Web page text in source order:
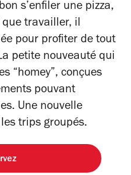
s’enfiler une pizza,
que travailler, il
pour profiter de tout
petite nouveauté qui
“homey”, conçues
pouvant
Une nouvelle
trips groupés.